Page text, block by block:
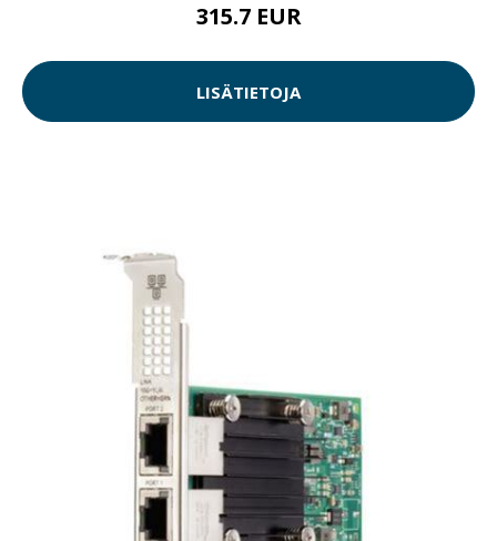
315.7 EUR
LISÄTIETOJA